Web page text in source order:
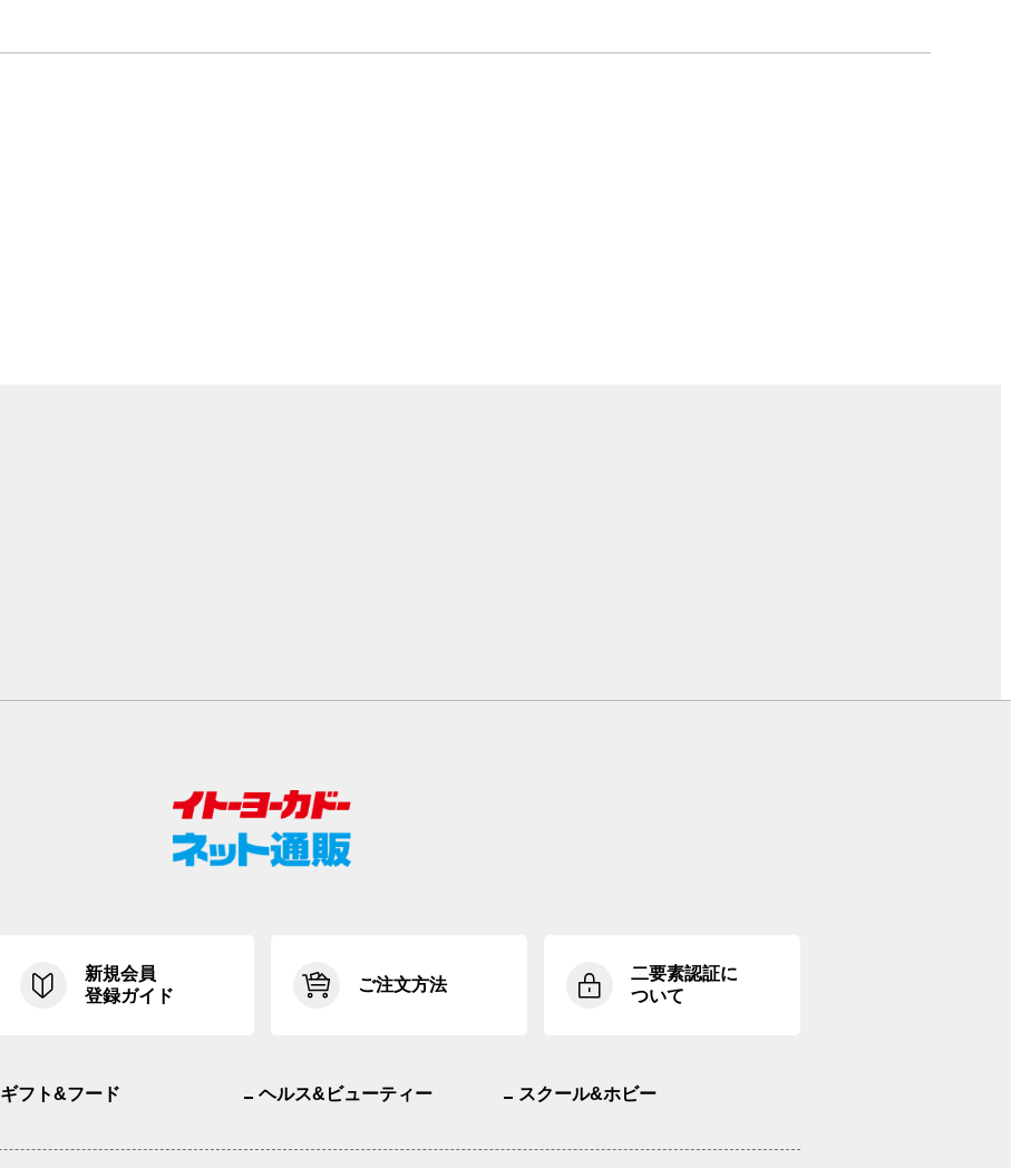
新規会員
登録ガイド
ご注文方法
二要素認証に
ついて
ギフト&フード ヘルス&ビューティー スクール&ホビー